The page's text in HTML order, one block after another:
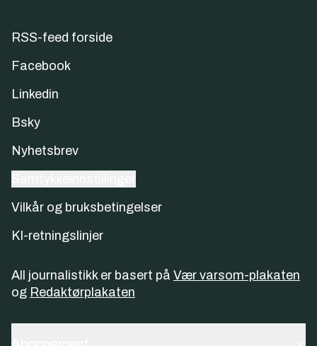
RSS-feed forside
Facebook
Linkedin
Bsky
Nyhetsbrev
Vilkår og bruksbetingelser
KI-retningslinjer
All journalistikk er basert på Vær varsom-plakaten
og Redaktørplakaten